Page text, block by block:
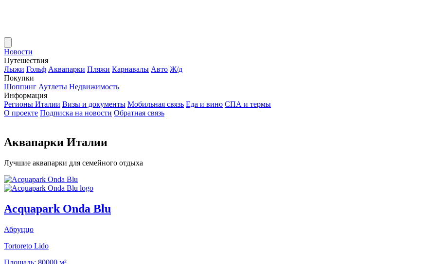
Новости
Путешествия
Лыжи Гольф Аквапарки Пляжи Карнавалы Авто Ж/д
Покупки
Шоппинг Аутлеты Недвижимость
Информация
Регионы Италии Визы и документы Мобильная связь Еда и вино СПА и термы
О проекте Подписка на новости Обратная связь
Аквапарки Италии
Лучшие аквапарки для семейного отдыха
Acquapark Onda Blu
Абруццо
Tortoreto Lido
Площадь: 80000 м²